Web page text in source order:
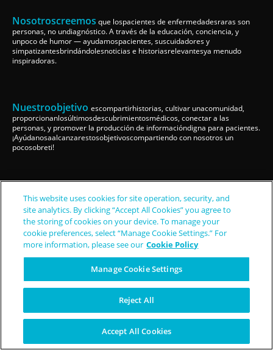
Nosotroscreemos que lospacientes de enfermedadesraras son
personas, no undiagnóstico. A través de la educación, conciencia, y
unpoco de humor — ayudamospacientes, suscuidadores y
simpatizantesbrindándolesnoticias e historiasrelevantesya menudo
inspiradoras.
Nuestroobjetivo escompartirhistorias, cultivar unacomunidad,
proporcionanlosúltimosdescubrimientosmédicos, conectar a las
personas, y promover la producción de informacióndigna para pacientes.
¡Ayúdanosaalcanzarestosobjetivoscompartiendo con nosotros un
pocosobreti!
¡Trabajemosjuntos!
Asociarse con nosotros
Presentarunahistoria
Mantener al día
Suscríbete a nuestroboletín
This website uses cookies for site operation, security, and
site analytics. By clicking “Accept All Cookies” you agree to
the storing of cookies on your device. To manage your
cookie preferences, select “Manage Cookie Settings.” For
more information, please see our Cookie Policy
Manage Cookie Settings
Reject All
Accept All Cookies